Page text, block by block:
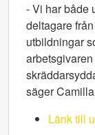
- Vi har både
deltagare
utbildningar
säger
Länk till